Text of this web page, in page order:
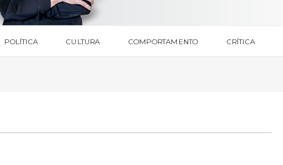
POLÍTICA CULTURA COMPORTAMENTO CRÍTICA